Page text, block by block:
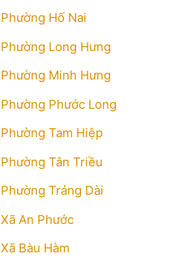
Phường Hố Nai
Phường Long Hưng
Phường Minh Hưng
Phường Phước Long
Phường Tam Hiệp
Phường Tân Triều
Phường Trảng Dài
Xã An Phước
Xã Bàu Hàm